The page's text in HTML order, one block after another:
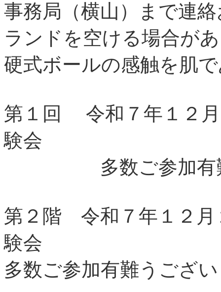
事務局（横山）まで連
ランドを空ける場合が
硬式ボールの感触を肌
第１回 令和７年１２
験会
多数ご参加有難
第２階 令和７年１２月
験会
多数ご参加有難うござ